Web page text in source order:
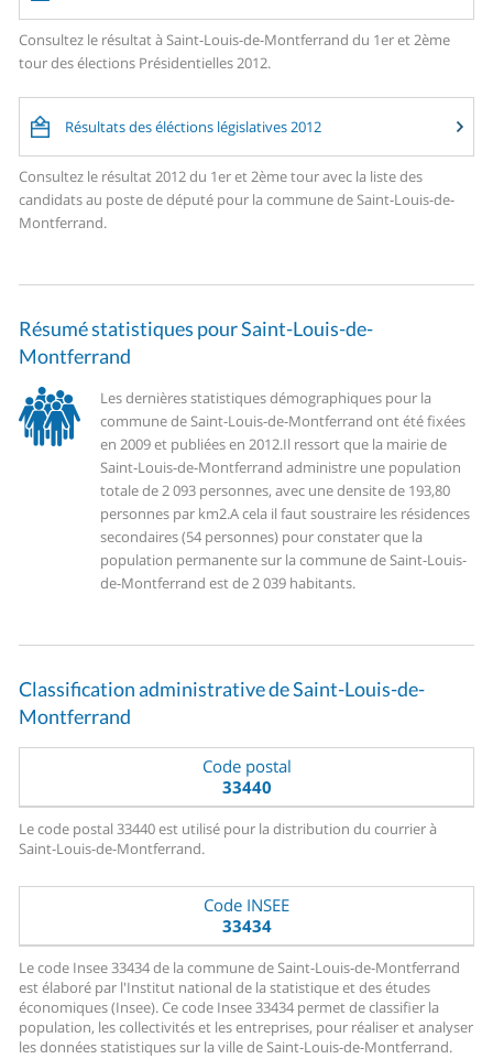
Consultez le résultat à Saint-Louis-de-Montferrand du 1er et 2ème
tour des élections Présidentielles 2012.
Résultats des éléctions législatives 2012
Consultez le résultat 2012 du 1er et 2ème tour avec la liste des
candidats au poste de député pour la commune de Saint-Louis-de-
Montferrand.
Résumé statistiques pour Saint-Louis-de-
Montferrand
Les dernières statistiques démographiques pour la
commune de Saint-Louis-de-Montferrand ont été fixées
en 2009 et publiées en 2012.Il ressort que la mairie de
Saint-Louis-de-Montferrand administre une population
totale de 2 093 personnes, avec une densite de 193,80
personnes par km2.A cela il faut soustraire les résidences
secondaires (54 personnes) pour constater que la
population permanente sur la commune de Saint-Louis-
de-Montferrand est de 2 039 habitants.
Classification administrative de Saint-Louis-de-
Montferrand
Code postal
33440
Le code postal 33440 est utilisé pour la distribution du courrier à
Saint-Louis-de-Montferrand.
Code INSEE
33434
Le code Insee 33434 de la commune de Saint-Louis-de-Montferrand
est élaboré par l'Institut national de la statistique et des études
économiques (Insee). Ce code Insee 33434 permet de classifier la
population, les collectivités et les entreprises, pour réaliser et analyser
les données statistiques sur la ville de Saint-Louis-de-Montferrand.